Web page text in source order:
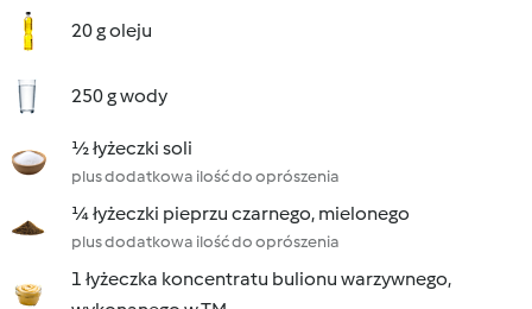
20 g oleju
250 g wody
½ łyżeczki soli
plus dodatkowa ilość do oprószenia
¼ łyżeczki pieprzu czarnego, mielonego
plus dodatkowa ilość do oprószenia
1 łyżeczka koncentratu bulionu warzywnego,